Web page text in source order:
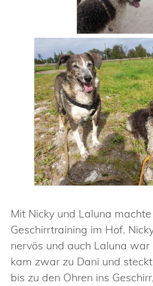
Mit Nicky und Laluna
Geschirrtraining im Hof.
nervös und auch Laluna
kam zwar zu Dani und
bis zu den Ohren ins